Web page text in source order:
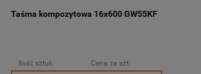
Taśma kompozytowa 16x600 GW55KF
Ilość sztuk
Cena za szt.